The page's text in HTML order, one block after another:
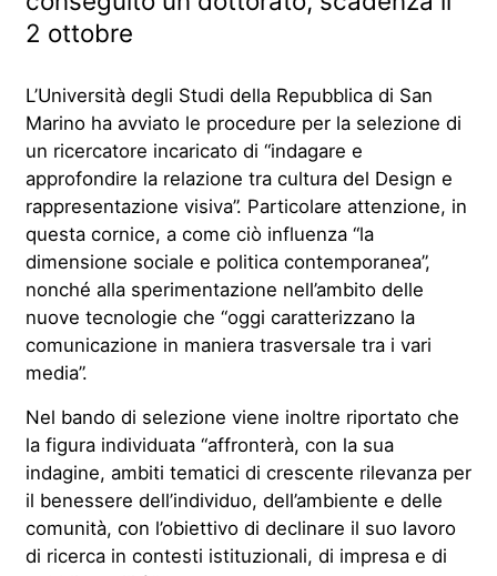
2 ottobre
L’Università degli Studi della Repubblica di San
Marino ha avviato le procedure per la selezione di
un ricercatore incaricato di “indagare e
approfondire la relazione tra cultura del Design e
rappresentazione visiva”. Particolare attenzione, in
questa cornice, a come ciò influenza “la
dimensione sociale e politica contemporanea”,
nonché alla sperimentazione nell’ambito delle
nuove tecnologie che “oggi caratterizzano la
comunicazione in maniera trasversale tra i vari
media”.
Nel bando di selezione viene inoltre riportato che
la figura individuata “affronterà, con la sua
indagine, ambiti tematici di crescente rilevanza per
il benessere dell’individuo, dell’ambiente e delle
comunità, con l’obiettivo di declinare il suo lavoro
di ricerca in contesti istituzionali, di impresa e di